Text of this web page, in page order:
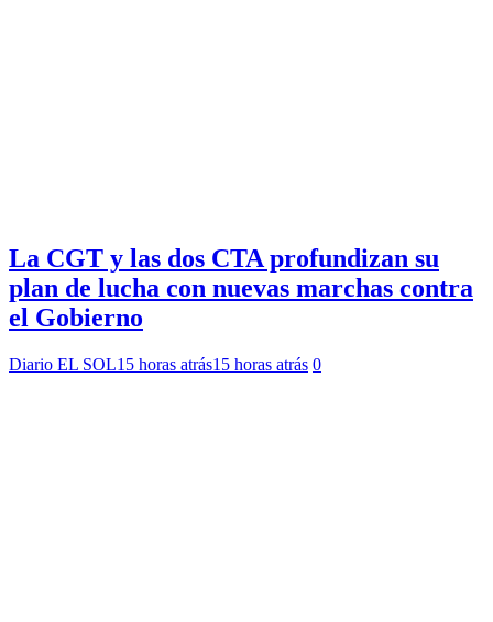
La CGT y las dos CTA profundizan su
plan de lucha con nuevas marchas contra
el Gobierno
Diario EL SOL15 horas atrás15 horas atrás 0